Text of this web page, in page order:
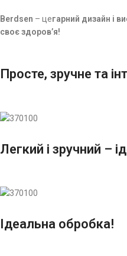
Berdsen – цегарний дизайн і
своє здоров’я!
Просте, зручне та
Легкий і зручний –
Ідеальна обробка!